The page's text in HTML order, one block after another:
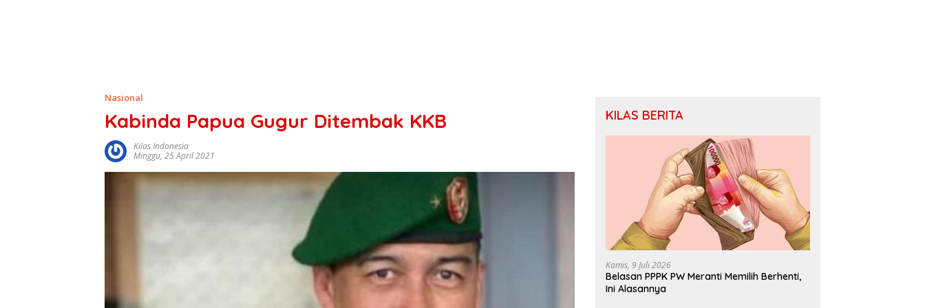
Nasional
Kabinda Papua Gugur Ditembak KKB
Kilas Indonesia
Minggu, 25 April 2021
KILAS BERITA
Kamis, 9 Juli 2026
Belasan PPPK PW Meranti Memilih Berhenti,
Ini Alasannya